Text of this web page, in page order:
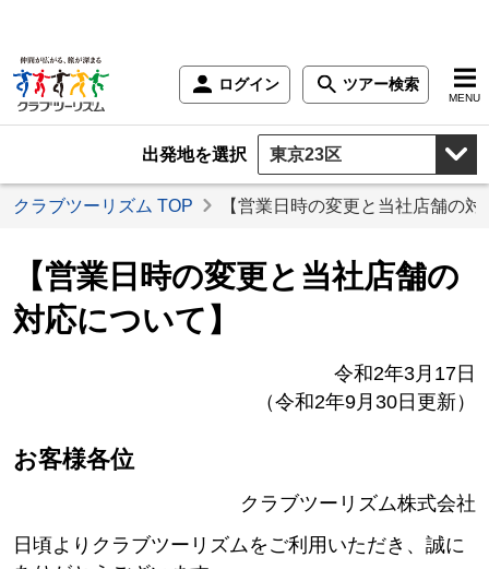
ログイン ツアー検索
MENU
出発地を選択
クラブツーリズム TOP 【営業日時の変更と当社店舗の
【営業日時の変更と当社店舗の
対応について】
令和2年3月17日
（令和2年9月30日更新）
お客様各位
クラブツーリズム株式会社
日頃よりクラブツーリズムをご利用いただき、誠に